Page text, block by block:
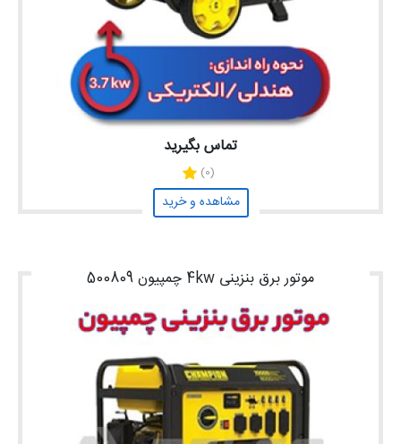
تماس بگیرید
(0)
مشاهده و خرید
موتور برق بنزینی 4kw چمپیون 500809